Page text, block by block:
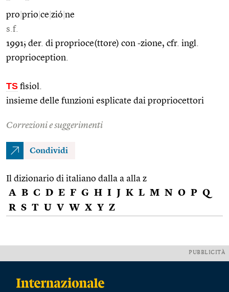
pro prio ce zió ne
s.f.
1991; der. di proprioce(ttore) con -zione, cfr. ingl.
proprioception.
TS fisiol.
insieme delle funzioni esplicate dai propriocettori
Correzioni e suggerimenti
Condividi
Il dizionario di italiano dalla a alla z
A B C D E F G H I J K L M N O P Q
R S T U V W X Y Z
PUBBLICITÀ